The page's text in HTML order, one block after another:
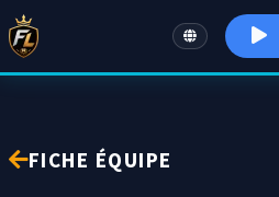
English
FICHE ÉQUIPE